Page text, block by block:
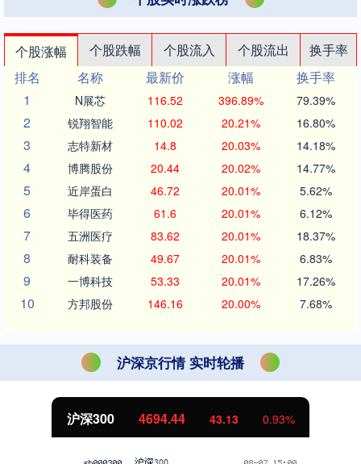
个股涨幅 个股跌幅 个股流入 个股流出
换手率
排名
名称 最新价 涨幅
换手率
1
N展芯 116.52 396.89% 79.39%
2 锐翔智能 110.02 20.21% 16.80%
3 志特新材 14.8 20.03% 14.18%
4 博腾股份 20.44 20.02% 14.77%
5 近岸蛋白 46.72 20.01% 5.62%
6 毕得医药 61.6 20.01% 6.12%
7 五洲医疗 83.62 20.01% 18.37%
8 耐科装备 49.67 20.01% 6.83%
9 一博科技 53.33 20.01% 17.26%
10 方邦股份 146.16 20.00% 7.68%
沪深京行情 实时轮播
沪深300 4694.44 43.13 0.93%